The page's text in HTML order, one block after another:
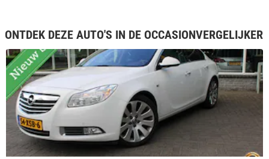
ONTDEK DEZE AUTO'S IN DE OCCASIONVERGELIJKER